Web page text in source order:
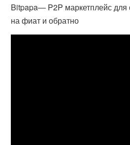
Bitpapa— P2P маркетплейс
на фиат и обратно